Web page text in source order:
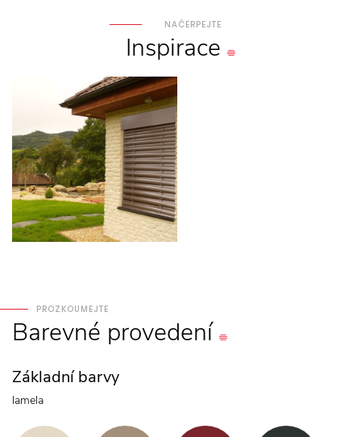
NAČERPEJTE
Inspirace
PROZKOUMEJTE
Barevné provedení
Základní barvy
lamela